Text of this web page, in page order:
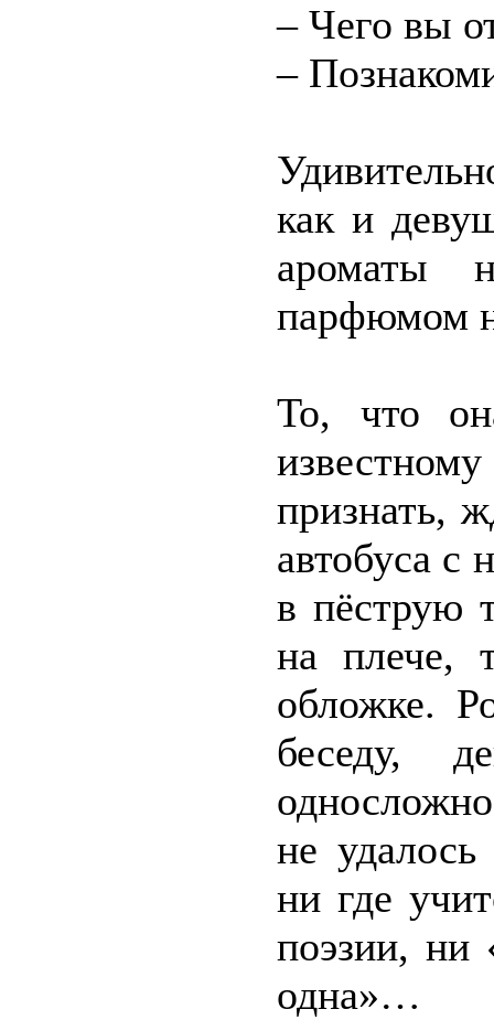
– Чего вы
–
как и
ароматы
парфюмом
То, что
признать,
автобуса с
в пёструю
на плече,
обложке.
беседу,
не
ни где
поэзии, ни
одна»…